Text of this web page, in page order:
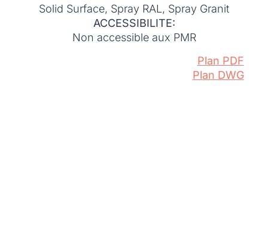
Solid Surface, Spray RAL, Spray Granit
ACCESSIBILITE:
Non accessible aux PMR
Plan PDF
Plan DWG